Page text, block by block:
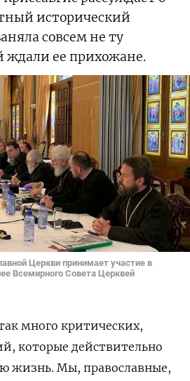
исторический
совсем не ту
ждали ее прихожане.
Церкви принимает участие в
Всемирного Совета Церквей
много критических,
которые действительно
жизнь. Мы, православные,